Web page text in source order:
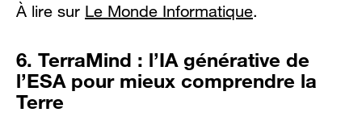
À lire sur Le Monde Informatique.
6. TerraMind : l’IA générative de
l’ESA pour mieux comprendre la
Terre